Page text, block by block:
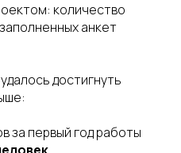
количество
анкет
достигнуть
за первый год работы